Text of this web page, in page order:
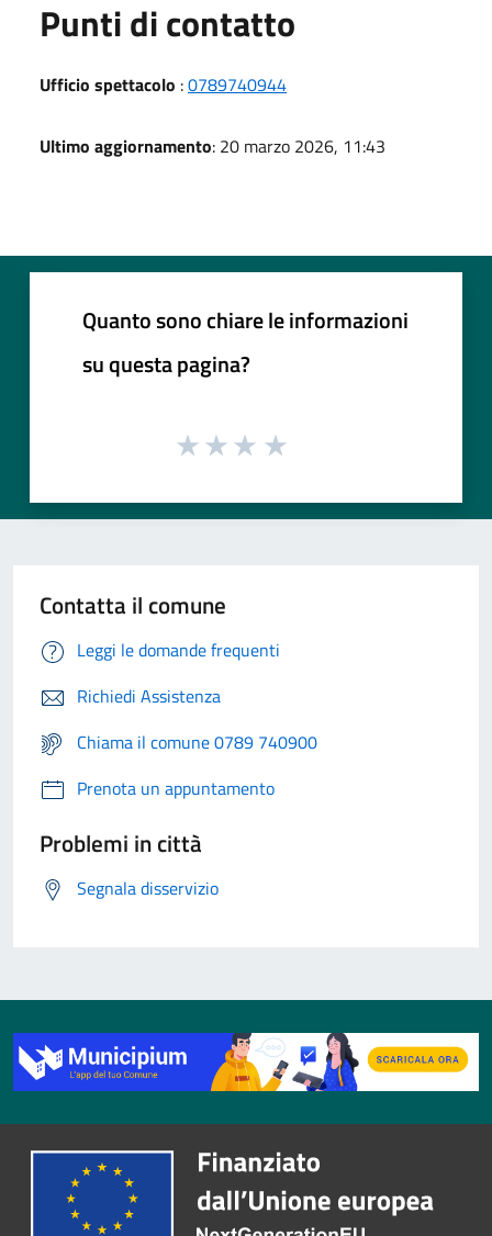
Punti di contatto
Ufficio spettacolo :0789740944
Ultimo aggiornamento: 20 marzo 2026, 11:43
Quanto sono chiare le informazioni
su questa pagina?
Contatta il comune
Leggi le domande frequenti
Richiedi Assistenza
Chiama il comune 0789 740900
Prenota un appuntamento
Problemi in città
Segnala disservizio